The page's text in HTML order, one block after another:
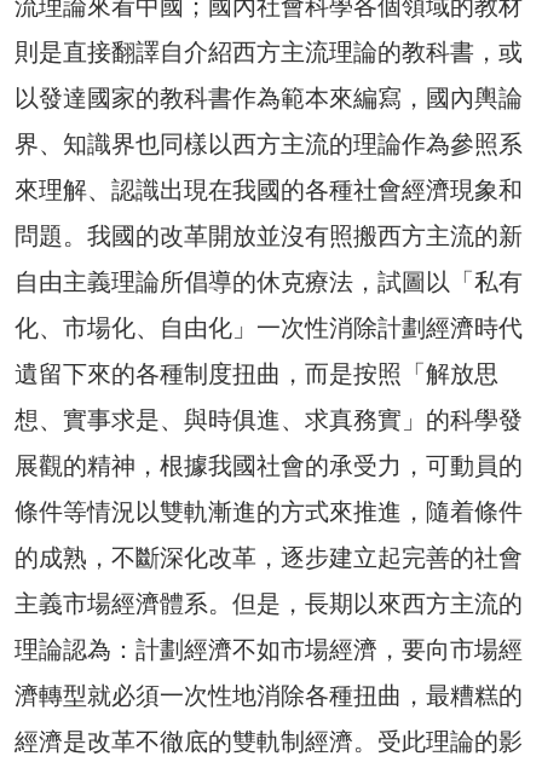
則是直接翻譯自介紹西方主流理論的教科書，或
以發達國家的教科書作為範本來編寫，國內輿論
界、知識界也同樣以西方主流的理論作為參照系
來理解、認識出現在我國的各種社會經濟現象和
問題。我國的改革開放並沒有照搬西方主流的新
自由主義理論所倡導的休克療法，試圖以「私有
化、市場化、自由化」一次性消除計劃經濟時代
遺留下來的各種制度扭曲，而是按照「解放思
想、實事求是、與時俱進、求真務實」的科學發
展觀的精神，根據我國社會的承受力，可動員的
條件等情況以雙軌漸進的方式來推進，隨着條件
的成熟，不斷深化改革，逐步建立起完善的社會
主義市場經濟體系。但是，長期以來西方主流的
理論認為：計劃經濟不如市場經濟，要向市場經
濟轉型就必須一次性地消除各種扭曲，最糟糕的
經濟是改革不徹底的雙軌制經濟。受此理論的影